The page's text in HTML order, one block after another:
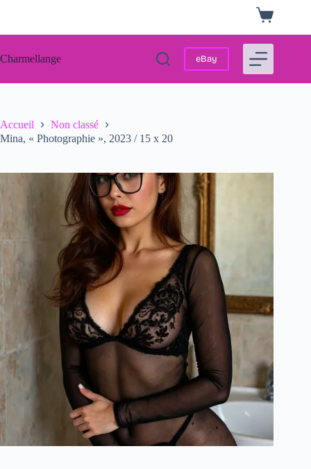
Panier
d’achat
Charmellange eBay
Accueil
Non classé
Mina, « Photographie », 2023 / 15 x 20